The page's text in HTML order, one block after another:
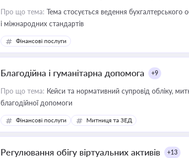
Про що тема: Тема стосується ведення бухгалтерського
і міжнародних стандартів
Фінансові послуги
Благодійна і гуманітарна допомога +9
Про що тема: Кейси та нормативний супровід обліку,
благодійної допомоги
Фінансові послуги Митниця та ЗЕД
Регулювання обігу віртуальних активів +13